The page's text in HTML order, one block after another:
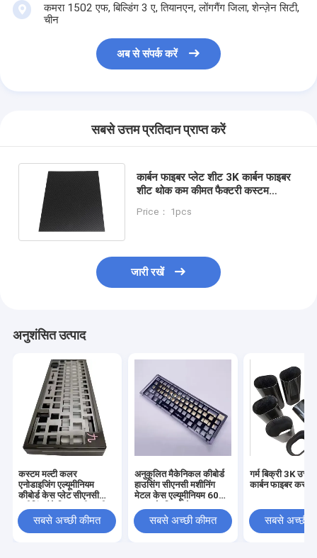
कमरा 1502 एफ, बिल्डिंग 3 ए, तियानएन, लोंगगैंग जिला, शेन्ज़ेन सिटी,
चीन
अब से संपर्क करें
सबसे उत्तम प्रतिदान प्राप्त करें
कार्बन फाइबर प्लेट शीट 3K कार्बन फाइबर
शीट थोक कम कीमत फैक्टरी कस्टम
Price： 1pcs
जारी रखें
अनुशंसित उत्पाद
कस्टम मल्टी कलर
एनोडाइजिंग एल्यूमीनियम
कीबोर्ड केस प्लेट सीएनसी
कीबोर्डसबसे अच्छी कीमत
अनुकूलित मैकेनिकल कीबोर्ड
हाउसिंग सीएनसी मशीनिंग
मेटल केस एल्यूमीनियम 60%
मैकेनिकल कीबोर्ड प्लेट
सबसे अच्छी कीमत
गर्म बिक्री 3K उच्च
कार्बन फाइबर कस्टम
सबसे अच्छी